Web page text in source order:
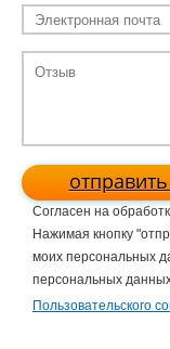
Согласен на
Нажимая кнопку
моих персональных
персональных
Пользовательского